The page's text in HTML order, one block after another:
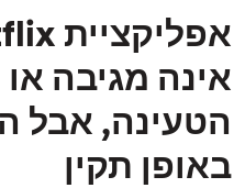
אינה מגיבה
הטעינה, אבל
באופן תקין